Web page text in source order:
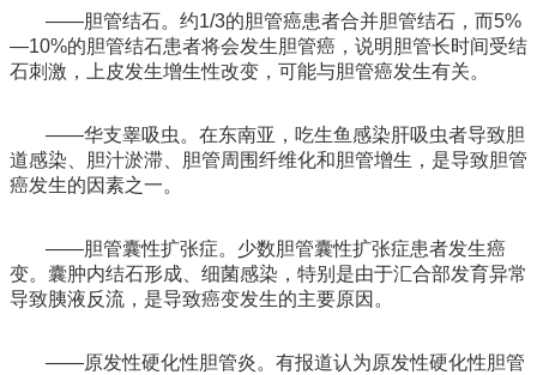
——胆管结石。约1/3的胆管癌患者合并胆管结石，而5%
—10%的胆管结石患者将会发生胆管癌，说明胆管长时间受结
石刺激，上皮发生增生性改变，可能与胆管癌发生有关。
——华支睾吸虫。在东南亚，吃生鱼感染肝吸虫者导致胆
道感染、胆汁淤滞、胆管周围纤维化和胆管增生，是导致胆管
癌发生的因素之一。
——胆管囊性扩张症。少数胆管囊性扩张症患者发生癌
变。囊肿内结石形成、细菌感染，特别是由于汇合部发育异常
导致胰液反流，是导致癌变发生的主要原因。
——原发性硬化性胆管炎。有报道认为原发性硬化性胆管